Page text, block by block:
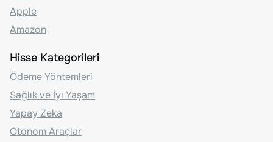
Apple
Amazon
Hisse Kategorileri
Ödeme Yöntemleri
Sağlık ve İyi Yaşam
Yapay Zeka
Otonom Araçlar